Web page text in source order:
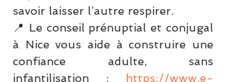
savoir laisser l’autre respirer.
📍 Le conseil prénuptial et conjugal
à Nice vous aide à construire une
confiance adulte, sans
infantilisation : https://www.e-